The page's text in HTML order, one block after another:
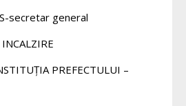
secretar general
PREFECTULUI –